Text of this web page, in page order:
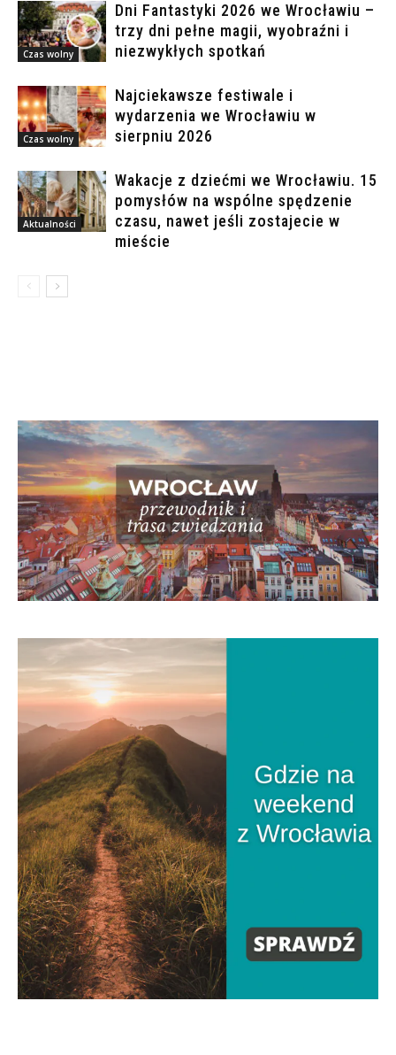
Czas wolny
Dni Fantastyki 2026 we Wrocławiu –
trzy dni pełne magii, wyobraźni i
niezwykłych spotkań
Czas wolny
Najciekawsze festiwale i
wydarzenia we Wrocławiu w
sierpniu 2026
Aktualności
Wakacje z dziećmi we Wrocławiu. 15
pomysłów na wspólne spędzenie
czasu, nawet jeśli zostajecie w
mieście